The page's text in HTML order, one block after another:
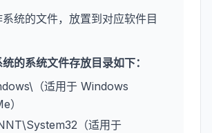
统的文件，放置到对应软件目
的系统文件存放目录如下：
（适用于 Windows
）
（适用于